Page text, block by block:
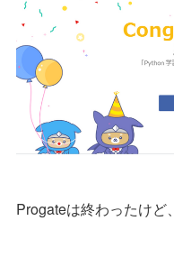
Progateは終わったけど、